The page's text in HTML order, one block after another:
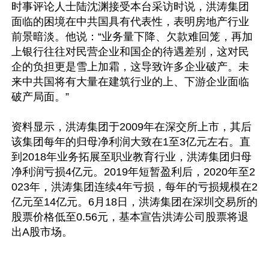
时事评论人士陆沈渊接受本台采访时说，洪涛集团
面临的困境在中共国具有代表性，表明房地产行业
前景暗淡。他说：“业务量下降、欠款难回笼，再加
上银行往往对民营企业和国企的待遇差别，这对民
企的负担更是雪上加霜，这导致许多企业破产。未
来中共国将有大量在建筑行业的上、下游企业面临
破产局面。”
资料显示，洪涛集团于2009年在深交所上市，其后
该集团每年的归母净利润大致在1至3亿元左右。直
到2018年业务拓展至职业教育行业，洪涛集团归母
净利润亏损4亿元。2019年短暂盈利后，2020年至2
023年，洪涛集团连续4年亏损，每年的亏损规模在2
亿元至14亿元。6月18日，洪涛集团在深圳交易所的
股票价格低至0.56元，基本宣告洪涛公司股票将退